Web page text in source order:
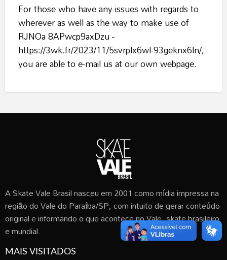
For those who have any issues with regards to
wherever as well as the way to make use of
RJNOa 8APwcp9axDzu-
https://3wk.fr/2023/11/5svrplx6wl-93geknx6ln/,
you are able to e-mail us at our own webpage.
A Skate Vale Brasil nasceu em 2001 como mídia impressa na
região do Vale do Paraíba/SP, com intuito de gerar conteúdo
original e informando o que acontece no Vale, skate brasileiro
e mundial.
MAIS VISITADOS